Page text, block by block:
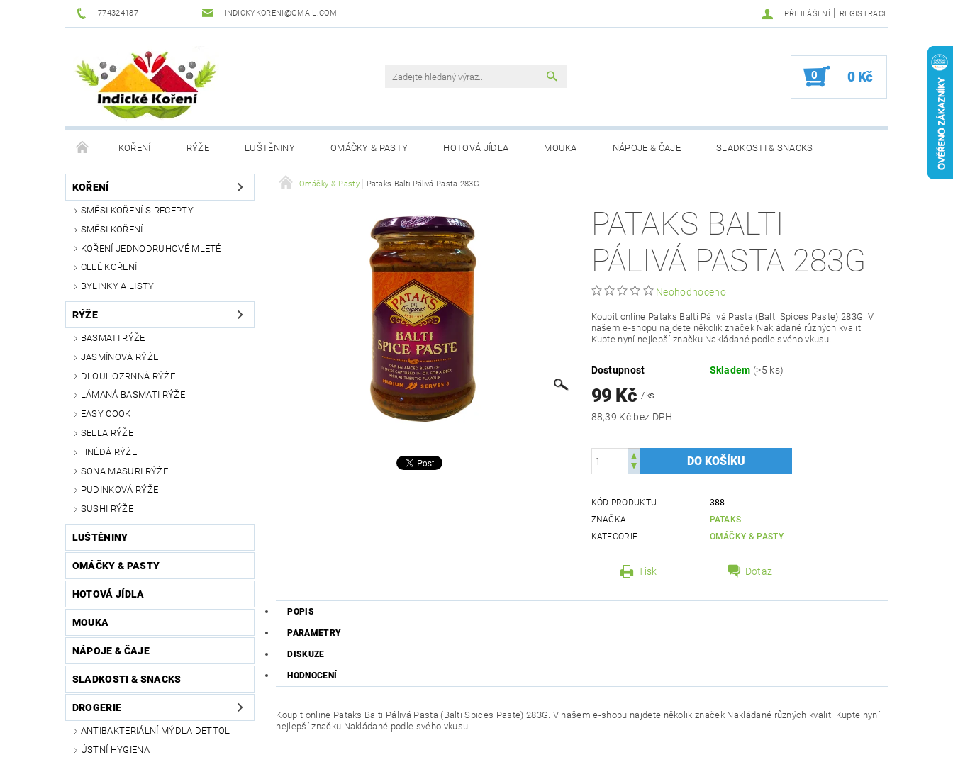
774324187 INDICKYKORENI@GMAIL.COM PŘIHLÁŠENÍ | REGISTRACE
0 0 Kč
KOŘENÍ RÝŽE LUŠTĚNINY OMÁČKY & PASTY HOTOVÁ JÍDLA MOUKA NÁPOJE & ČAJE SLADKOSTI & SNACKS
DROGERIE PODMÍNKY OCHRANY OSOBNÍCH ÚDAJŮ OBCHODNÍ PODMÍNKY
KOŘENÍ
SMĚSI KOŘENÍ S RECEPTY
SMĚSI KOŘENÍ
KOŘENÍ JEDNODRUHOVÉ MLETÉ
CELÉ KOŘENÍ
BYLINKY A LISTY
RÝŽE
BASMATI RÝŽE
JASMÍNOVÁ RÝŽE
DLOUHOZRNNÁ RÝŽE
LÁMANÁ BASMATI RÝŽE
EASY COOK
SELLA RÝŽE
HNĚDÁ RÝŽE
SONA MASURI RÝŽE
PUDINKOVÁ RÝŽE
SUSHI RÝŽE
LUŠTĚNINY
OMÁČKY & PASTY
HOTOVÁ JÍDLA
MOUKA
NÁPOJE & ČAJE
SLADKOSTI & SNACKS
DROGERIE
ANTIBAKTERIÁLNÍ MÝDLA DETTOL
ÚSTNÍ HYGIENA
Omáčky & Pasty Pataks Balti Pálivá Pasta 283G
PATAKS BALTI
PÁLIVÁ PASTA 283G
Neohodnoceno
Koupit online Pataks Balti Pálivá Pasta (Balti Spices Paste) 283G. V
našem e-shopu najdete několik značek Nakládané různých kvalit.
Kupte nyní nejlepší značku Nakládané podle svého vkusu.
Dostupnost Skladem (>5 ks)
99 Kč / ks
88,39 Kč bez DPH
KÓD PRODUKTU
388
ZNAČKA
PATAKS
KATEGORIE
OMÁČKY & PASTY
Tisk Dotaz
POPIS
PARAMETRY
DISKUZE
HODNOCENÍ
Koupit online Pataks Balti Pálivá Pasta (Balti Spices Paste) 283G. V našem e-shopu najdete několik značek Nakládané různých kvalit. Kupte nyní
nejlepší značku Nakládané podle svého vkusu.